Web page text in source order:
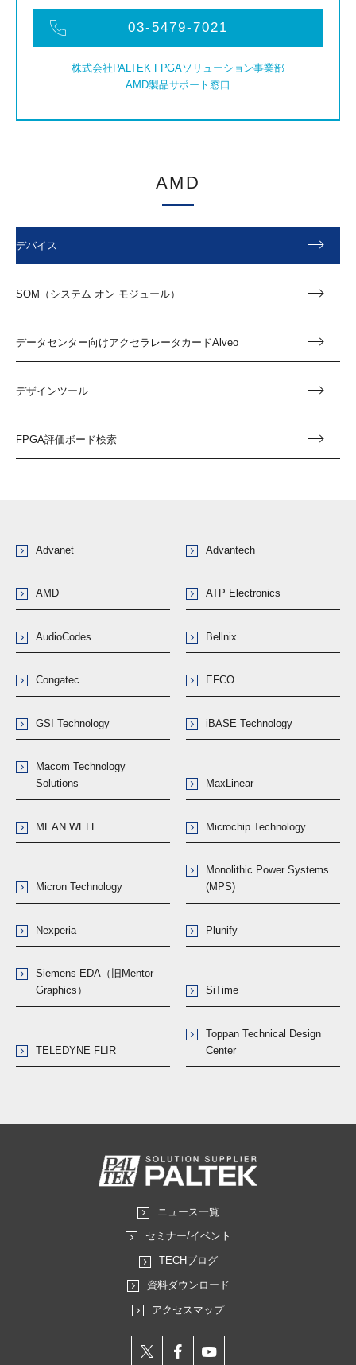
03-5479-7021
株式会社PALTEK FPGAソリューション事業部
AMD製品サポート窓口
AMD
デバイス
SOM（システム オン モジュール）
データセンター向けアクセラレータカードAlveo
デザインツール
FPGA評価ボード検索
Advanet Advantech
AMD ATP Electronics
AudioCodes Bellnix
Congatec EFCO
GSI Technology iBASE Technology
Macom Technology
Solutions
MaxLinear
MEAN WELL Microchip Technology
Micron Technology
Monolithic Power Systems
(MPS)
Nexperia Plunify
Siemens EDA（旧Mentor
Graphics）
SiTime
TELEDYNE FLIR
Toppan Technical Design
Center
ニュース一覧
セミナー/イベント
TECHブログ
資料ダウンロード
アクセスマップ
X facebook